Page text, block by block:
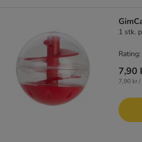
1 stk.
7,90
7,90 kr /